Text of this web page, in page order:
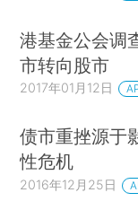
港基金公会调
市转向股市
2017年01月12日
债市重挫源于
性危机
2016年12月25日